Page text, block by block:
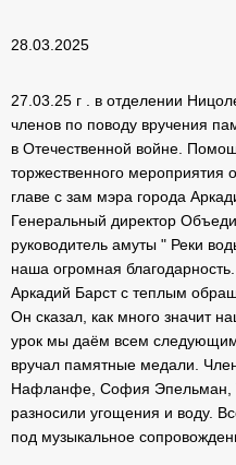
28.03.2025
27.03.25 г . в отделении
членов по поводу вручения
в Отечественной войне.
торжественного мероприятия
главе с зам мэра города
Генеральный директор
руководитель амуты " Реки
наша огромная
Аркадий Барст с теплым
Он сказал, как много значит
урок мы даём всем
вручал памятные медали.
Нафланфе, София Эпельман,
разносили угощения и воду.
под музыкальное